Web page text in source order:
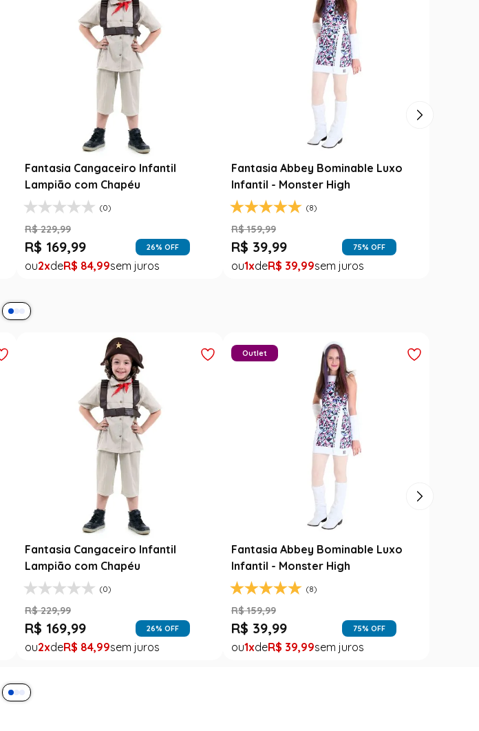
Fantasia Cangaceiro Infantil
Lampião com Chapéu
(0)
R$ 229,99
R$ 169,99 26% OFF
2 R$ 84,99
Fantasia Abbey Bominable Luxo
Infantil - Monster High
(8)
R$ 159,99
R$ 39,99 75% OFF
1 R$ 39,99
Fantasia Cangaceiro Infantil
Lampião com Chapéu
(0)
R$ 229,99
R$ 169,99 26% OFF
2 R$ 84,99
Fantasia Abbey Bominable Luxo
Infantil - Monster High
(8)
Outlet
R$ 159,99
R$ 39,99 75% OFF
1 R$ 39,99